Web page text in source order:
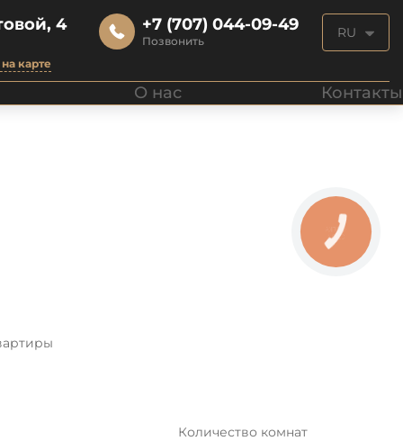
4
карте
+7 (707) 044-09-49
Позвонить
RU
О нас Контакты
Количество комнат